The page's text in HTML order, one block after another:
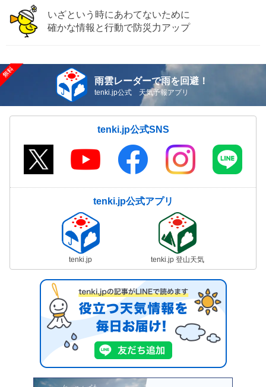
いざという時にあわてないために
確かな情報と行動で防災力アップ
雨雲レーダーで雨を回避！
tenki.jp公式 天気予報アプリ
tenki.jp公式SNS
tenki.jp公式アプリ
tenki.jp tenki.jp 登山天気